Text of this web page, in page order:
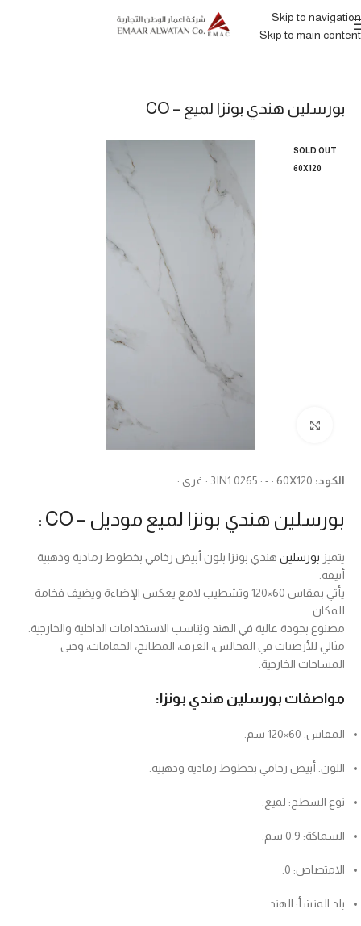
Skip to navigation
Skip to main content
بورسلين هندي بونزا لميع – CO
SOLD OUT
60X120
الكود: 3IN1.0265 : - : 60X120 : غري :
بورسلين هندي بونزا لميع موديل – CO :
يتميز بورسلين هندي بونزا بلون أبيض رخامي بخطوط رمادية وذهبية
أنيقة.
يأتي بمقاس 60×120 وتشطيب لامع يعكس الإضاءة ويضيف فخامة
للمكان.
مصنوع بجودة عالية في الهند ويُناسب الاستخدامات الداخلية والخارجية.
مثالي للأرضيات في المجالس، الغرف، المطابخ، الحمامات، وحتى
المساحات الخارجية.
مواصفات بورسلين هندي بونزا:
المقاس: 60×120 سم.
اللون: أبيض رخامي بخطوط رمادية وذهبية.
نوع السطح: لميع.
السماكة: 0.9 سم.
الامتصاص: 0.
بلد المنشأ: الهند.